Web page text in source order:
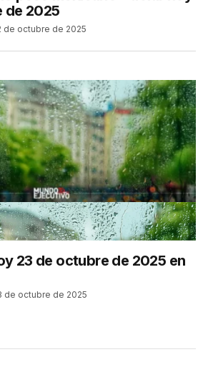
de 2025
de octubre de 2025
23 de octubre de 2025 en
de octubre de 2025